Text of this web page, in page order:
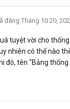
đăng Tháng 10 20,
tuyệt vời cho
nhiên có thể nào
đó, tên "Bảng